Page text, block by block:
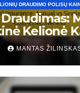
DRAUDIMO POLISŲ
Kelionė
MANTAS